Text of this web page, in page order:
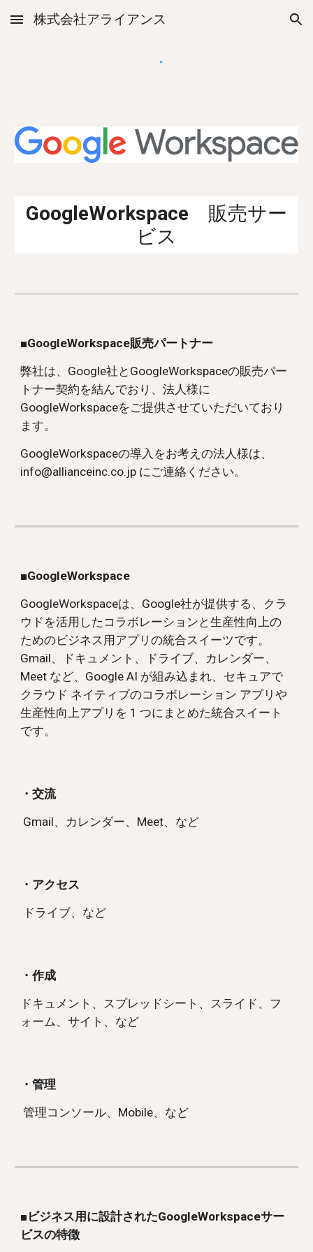
Skip to main content Skip to navigation
株式会社アライアンス
GoogleWorkspace 販売サー
ビス
■GoogleWorkspace販売パートナー
弊社は、Google社と GoogleWorkspaceの販売パー
トナー契約を結んでおり、法人様に
GoogleWorkspaceをご提供させていただいており
ます。
GoogleWorkspaceの導入をお考えの法人様は、
info@allianceinc.co.jp にご連絡ください。
■GoogleWorkspace
GoogleWorkspaceは、Google社が提供する、クラ
ウドを活用したコラボレーションと生産性向上の
ためのビジネス用アプリの統合スイーツです。
Gmail、ドキュメント、ドライブ、カレンダー、
Meet など、Google AI が組み込まれ、セキュアで
クラウド ネイティブのコラボレーション アプリや
生産性向上アプリを 1 つにまとめた統合スイート
です。
・交流
Gmail、カレンダー、Meet、など
・アクセス
ドライブ、など
・作成
ドキュメント、スプレッドシート、スライド、フ
ォーム、サイト、など
・管理
管理コンソール、Mobile、など
■ビジネス用に設計されたGoogleWorkspaceサー
ビスの特徴